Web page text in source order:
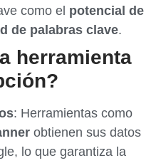
como el potencial de
de palabras clave.
herramienta
: Herramientas como
obtienen sus datos
lo que garantiza la